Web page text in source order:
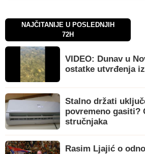
NAJČITANIJE U POSLEDNJIH
72H
VIDEO: Dunav u
ostatke utvrđenja
Stalno držati
povremeno gasiti?
stručnjaka
Rasim Ljajić o